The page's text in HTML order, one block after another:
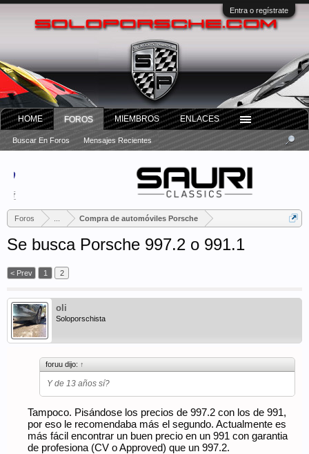
Entra o regístrate
Foros Compra de automóviles Porsche
Se busca Porsche 997.2 o 991.1
< Prev 1 2
oli
Soloporschista
foruu dijo: ↑
Y de 13 años sí?
Tampoco. Pisándose los precios de 997.2 con los de 991,
por eso le recomendaba más el segundo. Actualmente es
más fácil encontrar un buen precio en un 991 con garantia
de profesiona (CV o Approved) que un 997.2.
HOME FOROS
Buscar En Foros Mensajes Recientes
MIEMBROS ENLACES